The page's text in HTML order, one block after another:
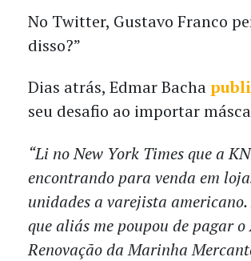
No Twitter, Gustavo Franco
disso?”
Dias atrás, Edmar Bacha
seu desafio ao importar
“Li no New York Times que a
encontrando para venda em
unidades a varejista
que aliás me poupou de pagar
Renovação da Marinha